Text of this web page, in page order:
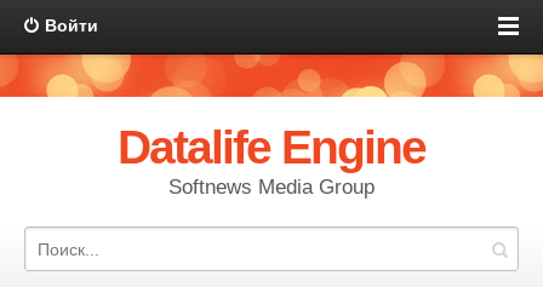
Войти
Datalife Engine
Softnews Media Group